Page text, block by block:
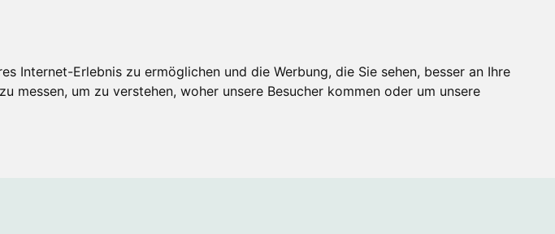
Internet-Erlebnis zu ermöglichen und die Werbung, die Sie sehen, besser an Ihre
messen, um zu verstehen, woher unsere Besucher kommen oder um unsere